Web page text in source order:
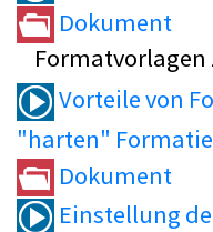
Dokument
Vorteile von
"harten"
Dokument
Einstellung